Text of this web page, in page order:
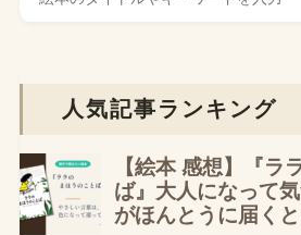
人気記事ランキング